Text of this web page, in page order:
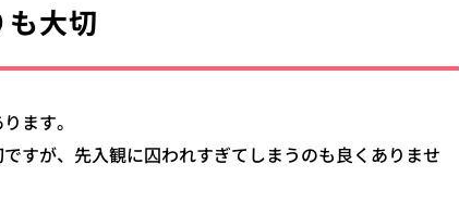
大切
ます。
すが、先入観に囚われすぎてしまうのも良くありませ